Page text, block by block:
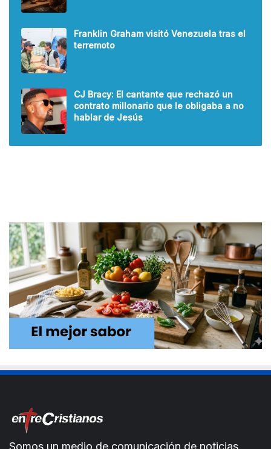
Franklin Graham visitó Venezuela tras el
terremoto
CJ Bracy: El cantante que rechazó un
contrato millonario que le obligaba a no
hablar de Jesús
Somos un medio de comunicación de noticias